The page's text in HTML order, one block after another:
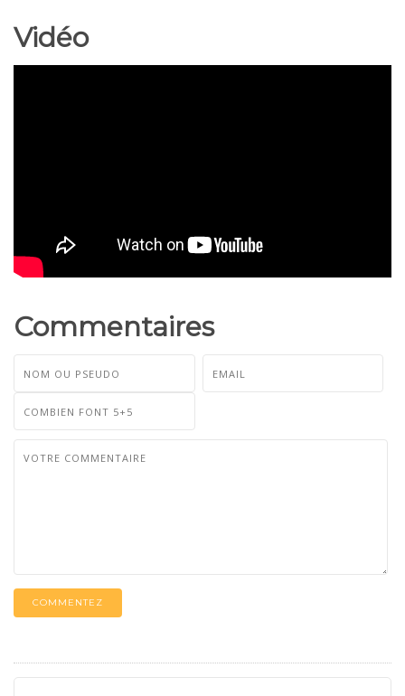
Vidéo
Commentaires
COMMENTEZ